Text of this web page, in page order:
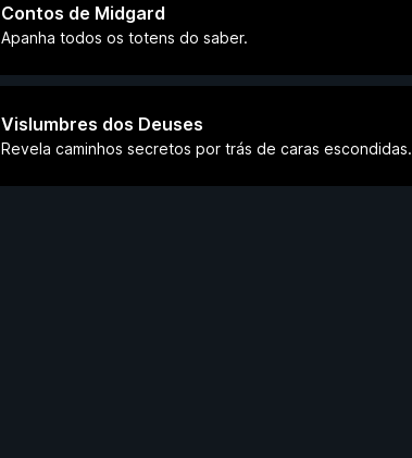
Contos de Midgard
Apanha todos os totens do saber.
Vislumbres dos Deuses
Revela caminhos secretos por trás de caras escondidas.